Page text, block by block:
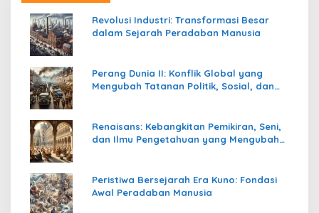
Revolusi Industri: Transformasi Besar
dalam Sejarah Peradaban Manusia
Perang Dunia II: Konflik Global yang
Mengubah Tatanan Politik, Sosial, dan
Renaisans: Kebangkitan Pemikiran, Seni,
dan Ilmu Pengetahuan yang Mengubah
Peristiwa Bersejarah Era Kuno: Fondasi
Awal Peradaban Manusia